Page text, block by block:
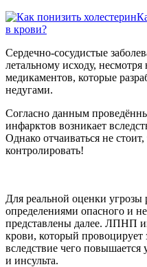
в крови?
Сердечно-сосудистые
летальному исходу,
медикаментов, которые
недугами.
Согласно данным
инфарктов возникает
Однако отчаиваться не
контролировать!
Для реальной оценки угрозы
определениями опасного и
представлены далее. ЛПНП
крови, который провоцирует
вследствие чего повышается
и инсульта.